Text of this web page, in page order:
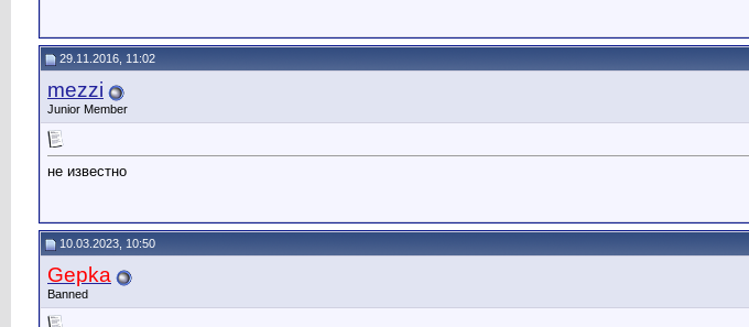
29.11.2016, 11:02
mezzi
Junior Member
не известно
10.03.2023, 10:50
Gepka
Banned